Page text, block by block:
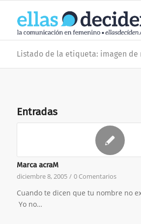
Listado de la etiqueta: imagen de
Entradas
Marca acraM
diciembre 8, 2005 / 0 Comentarios
Cuando te dicen que tu nombre no
Yo no…